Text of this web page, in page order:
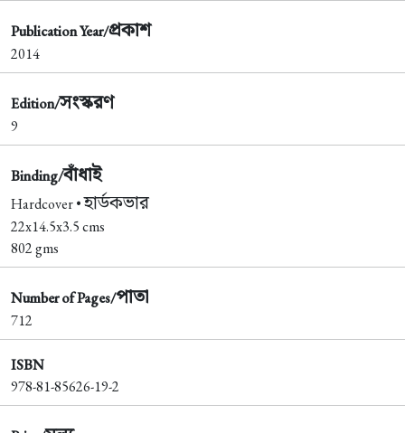
Publication Year/প্রকাশ
2014
Edition/সংস্করণ
9
Binding/বাঁধাই
Hardcover •হার্ডকভার
22x14.5x3.5 cms
802 gms
Number of Pages/পাতা
712
ISBN
978-81-85626-19-2